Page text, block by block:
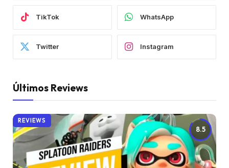
TikTok WhatsApp
Twitter Instagram
Últimos Reviews
8.5
REVIEWS